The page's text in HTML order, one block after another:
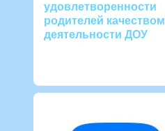
удовлетворенности
родителей качеством
деятельности ДОУ